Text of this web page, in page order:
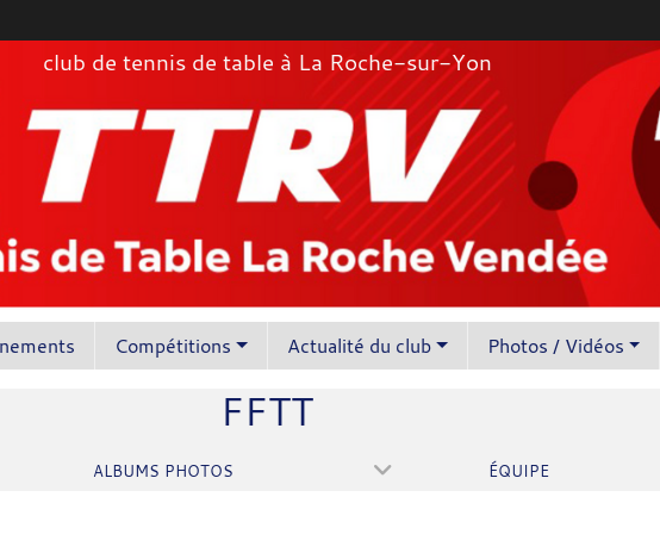
club de tennis de table à La Roche-sur-Yon
Compétitions Actualité du club Photos / Vidéos
FFTT
ALBUMS PHOTOS ÉQUIPE